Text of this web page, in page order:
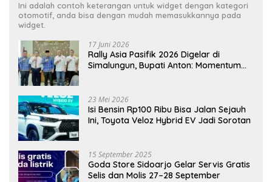
Ini adalah contoh keterangan untuk widget dengan kategori
otomotif, anda bisa dengan mudah memasukkannya pada
widget.
17 Juni 2026
Rally Asia Pasifik 2026 Digelar di
Simalungun, Bupati Anton: Momentum
23 Mei 2026
Isi Bensin Rp100 Ribu Bisa Jalan Sejauh
Ini, Toyota Veloz Hybrid EV Jadi Sorotan
15 September 2025
Goda Store Sidoarjo Gelar Servis Gratis
Selis dan Molis 27–28 September